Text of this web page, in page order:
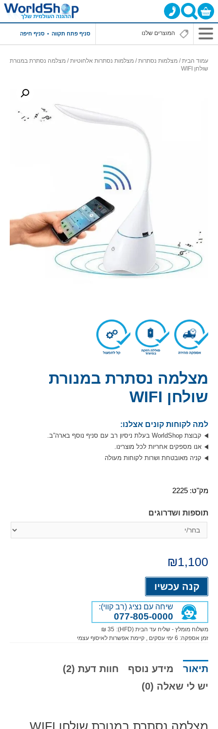
סניף פתח תקווה סניף חיפה
עמוד הבית/ מצלמות נסתרות/ מצלמות נסתרות אלחוטיות/ מצלמה נסתרת במנורת
שולחן WIFI
מצלמה נסתרת במנורת
שולחן WIFI
למה לקוחות קונים אצלנו:
קבוצת WorldShop בעלת ניסיון רב עם סניף נוסף בארה”ב.
אנו מספקים אחריות לכל מוצרינו.
קניה מאובטחת ושרות לקוחות מעולה
מק"ט: 2225
תוספות ושדרוגים
₪1,100
קנה עכשיו
שיחה עם נציג (רב קווי):
077-805-0000
משלוח מומלץ - שליח עד הבית (HFD):
35 ₪
זמן אספקה: 6 ימי עסקים , קיימת אפשרות לאיסוף עצמי
תיאור מידע נוסף
חוות דעת (2)
יש לי שאלה (0)
מצלמה נסתרת במנורת שולחן WIFI